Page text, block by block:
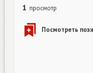
1 просмотр